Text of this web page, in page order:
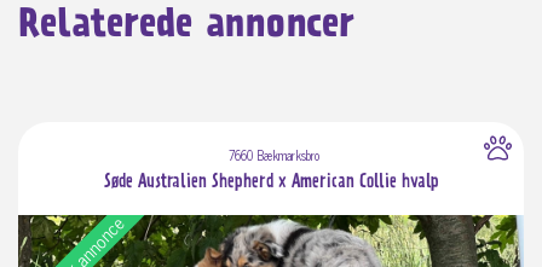
Relaterede annoncer
7660 Bækmarksbro
Søde Australien Shepherd x American Collie hvalp